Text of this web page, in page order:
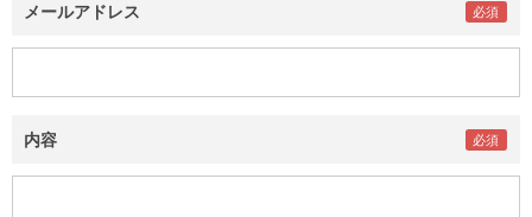
メールアドレス
内容